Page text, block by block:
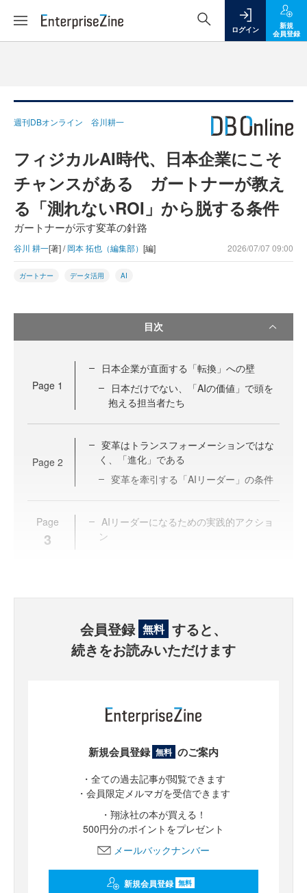
ログイン
新規
会員登録
週刊DBオンライン 谷川耕一
フィジカルAI時代、日本企業にこそ
チャンスがある ガートナーが教え
る「測れないROI」から脱する条件
ガートナーが示す変革の針路
谷川 耕一[著] /岡本 拓也（編集部） [編] 2026/07/07 09:00
ガートナー データ活用 AI
目次
Page 1
日本企業が直面する「転換」への壁
日本だけでない、「AIの価値」で頭を
抱える担当者たち
Page 2
変革はトランスフォーメーションではな
く、「進化」である
変革を牽引する「AIリーダー」の条件
Page
3
AIリーダーになるための実践的アクショ
ン
会員登録 無料 すると、
続きをお読みいただけます
新規会員登録 無料 のご案内
・全ての過去記事が閲覧できます
・会員限定メルマガを受信できます
・翔泳社の本が買える！
500円分のポイントをプレゼント
メールバックナンバー
新規会員登録 無料